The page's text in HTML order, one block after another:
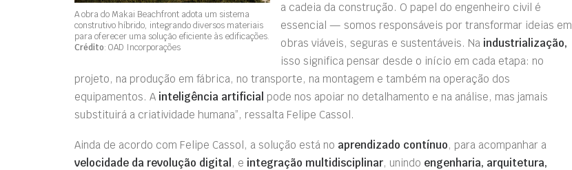
A obra do Makai Beachfront adota um sistema
construtivo híbrido, integrando diversos materiais
para oferecer uma solução eficiente às edificações.
Crédito: OAD Incorporações
a cadeia da construção. O papel do engenheiro civil é
essencial — somos responsáveis por transformar ideias em
obras viáveis, seguras e sustentáveis. Na industrialização,
isso significa pensar desde o início em cada etapa: no
projeto, na produção em fábrica, no transporte, na montagem e também na operação dos
equipamentos. A inteligência artificial pode nos apoiar no detalhamento e na análise, mas jamais
substituirá a criatividade humana”, ressalta Felipe Cassol.
Ainda de acordo com Felipe Cassol, a solução está no aprendizado contínuo, para acompanhar a
velocidade da revolução digital , e integração multidisciplinar, unindo engenharia, arquitetura,